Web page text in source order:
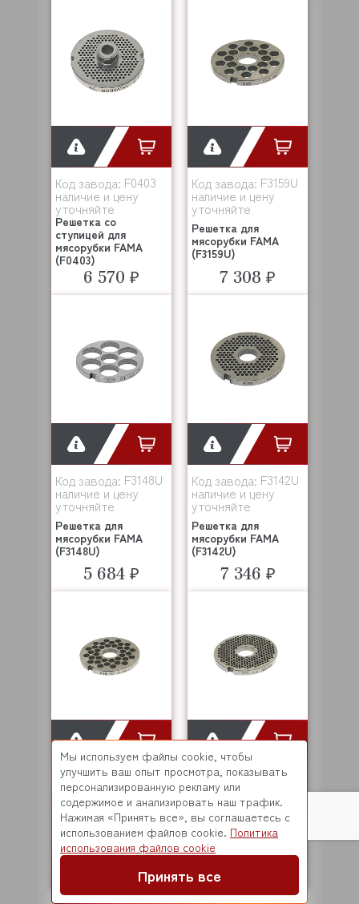
Код завода: F0403
наличие и цену
уточняйте
Решетка со
ступицей для
мясорубки FAMA
(F0403)
6 570 ₽
Код завода: F3159U
наличие и цену
уточняйте
Решетка для
мясорубки FAMA
(F3159U)
7 308 ₽
Код завода: F3148U
наличие и цену
уточняйте
Решетка для
мясорубки FAMA
(F3148U)
5 684 ₽
Код завода: F3142U
наличие и цену
уточняйте
Решетка для
мясорубки FAMA
(F3142U)
7 346 ₽
Код завода:F3157U
наличие и цену
уточняйте
Решетка для
мясорубки FAMA
(F3157U)
8 637 ₽
Код завода:F3156U
наличие и цену
уточняйте
Решетка для
мясорубки FAMA
(F3156U)
10 741 ₽
Мы используем файлы cookie, чтобы
улучшить ваш опыт просмотра, показывать
персонализированную рекламу или
содержимое и анализировать наш трафик.
Нажимая «Принять все», вы соглашаетесь с
использованием файлов cookie. Политика
использования файлов cookie
Принять все